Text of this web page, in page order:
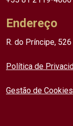
Endereço
R. do Príncipe,
Política de
Gestão de Cookies